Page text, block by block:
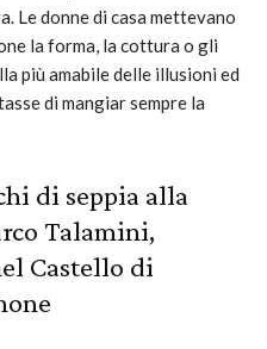
Le donne di casa mettevano
la forma, la cottura o gli
più amabile delle illusioni ed
di mangiar sempre la
di seppia alla
Talamini,
Castello di